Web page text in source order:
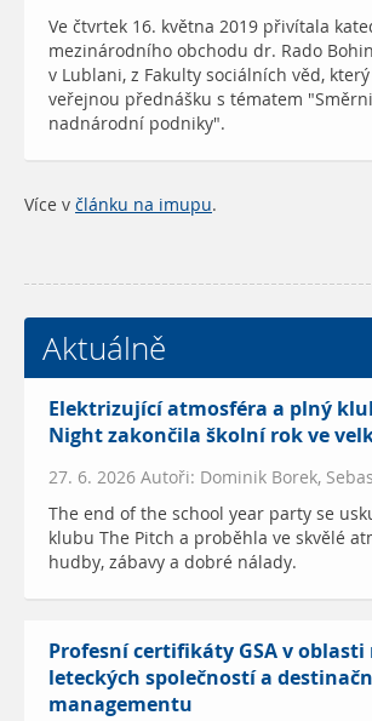
Ve čtvrtek 16. května 2019 přivítala
mezinárodního obchodu dr. Rado
v Lublani, z Fakulty sociálních věd,
veřejnou přednášku s tématem
nadnárodní podniky".
Více v článku na imupu.
Aktuálně
Elektrizující atmosféra a plný
Night zakončila školní rok ve
27. 6. 2026 Autoři: Dominik Borek,
The end of the school year party se
klubu The Pitch a proběhla ve skvělé
hudby, zábavy a dobré nálady.
Profesní certifikáty GSA v
leteckých společností a
managementu